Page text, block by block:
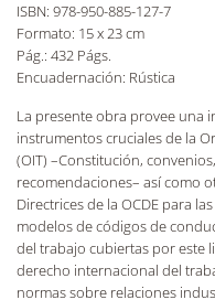
ISBN: 978-950-885-127-7
Formato: 15 x 23 cm
Pág.: 432 Págs.
Encuadernación: Rústica
La presente obra provee una
instrumentos cruciales de la
(OIT) –Constitución,
recomendaciones– así como
Directrices de la OCDE para
modelos de códigos de
del trabajo cubiertas por este
derecho internacional del
normas sobre relaciones